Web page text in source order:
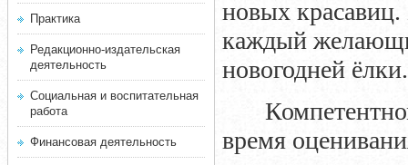
Практика
Редакционно-издательская
деятельность
Социальная и воспитательная
работа
Финансовая деятельность
новых
каждый
новогодней ёлки.
время